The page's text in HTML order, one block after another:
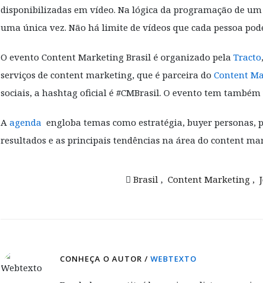
disponibilizadas em vídeo. Na lógica da programação de
uma única vez. Não há limite de vídeos que cada pessoa
O evento Content Marketing Brasil é organizado pela Tracto
serviços de content marketing, que é parceira do Content
sociais, a hashtag oficial é #CMBrasil. O evento tem
A agenda engloba temas como estratégia, buyer personas,
resultados e as principais tendências na área do content
Brasil , Content Marketing ,
CONHEÇA O AUTOR / WEBTEXTO